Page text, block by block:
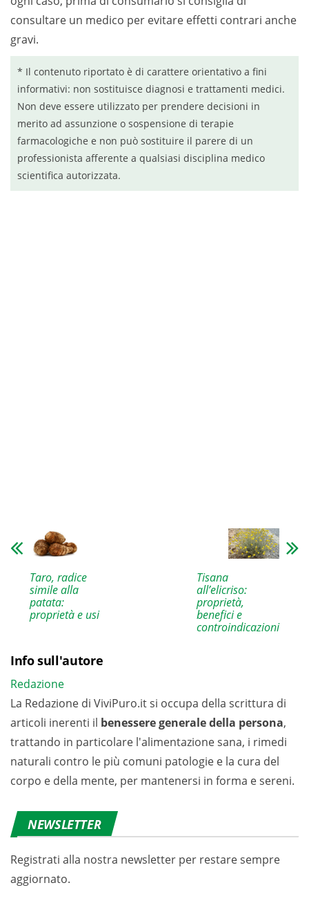
consultare un medico per evitare effetti contrari anche
gravi.
* Il contenuto riportato è di carattere orientativo a fini
informativi: non sostituisce diagnosi e trattamenti medici.
Non deve essere utilizzato per prendere decisioni in
merito ad assunzione o sospensione di terapie
farmacologiche e non può sostituire il parere di un
professionista afferente a qualsiasi disciplina medico
scientifica autorizzata.
Taro, radice
simile alla
patata:
proprietà e usi
Tisana
all’elicriso:
proprietà,
benefici e
controindicazioni
Info sull'autore
Redazione
La Redazione di ViviPuro.it si occupa della scrittura di
articoli inerenti il benessere generale della persona,
trattando in particolare l'alimentazione sana, i rimedi
naturali contro le più comuni patologie e la cura del
corpo e della mente, per mantenersi in forma e sereni.
NEWSLETTER
Registrati alla nostra newsletter per restare sempre
aggiornato.